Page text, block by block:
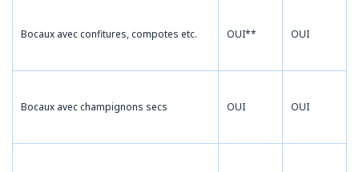
Bocaux avec confitures, compotes etc. OUI** OUI
Bocaux avec champignons secs OUI OUI